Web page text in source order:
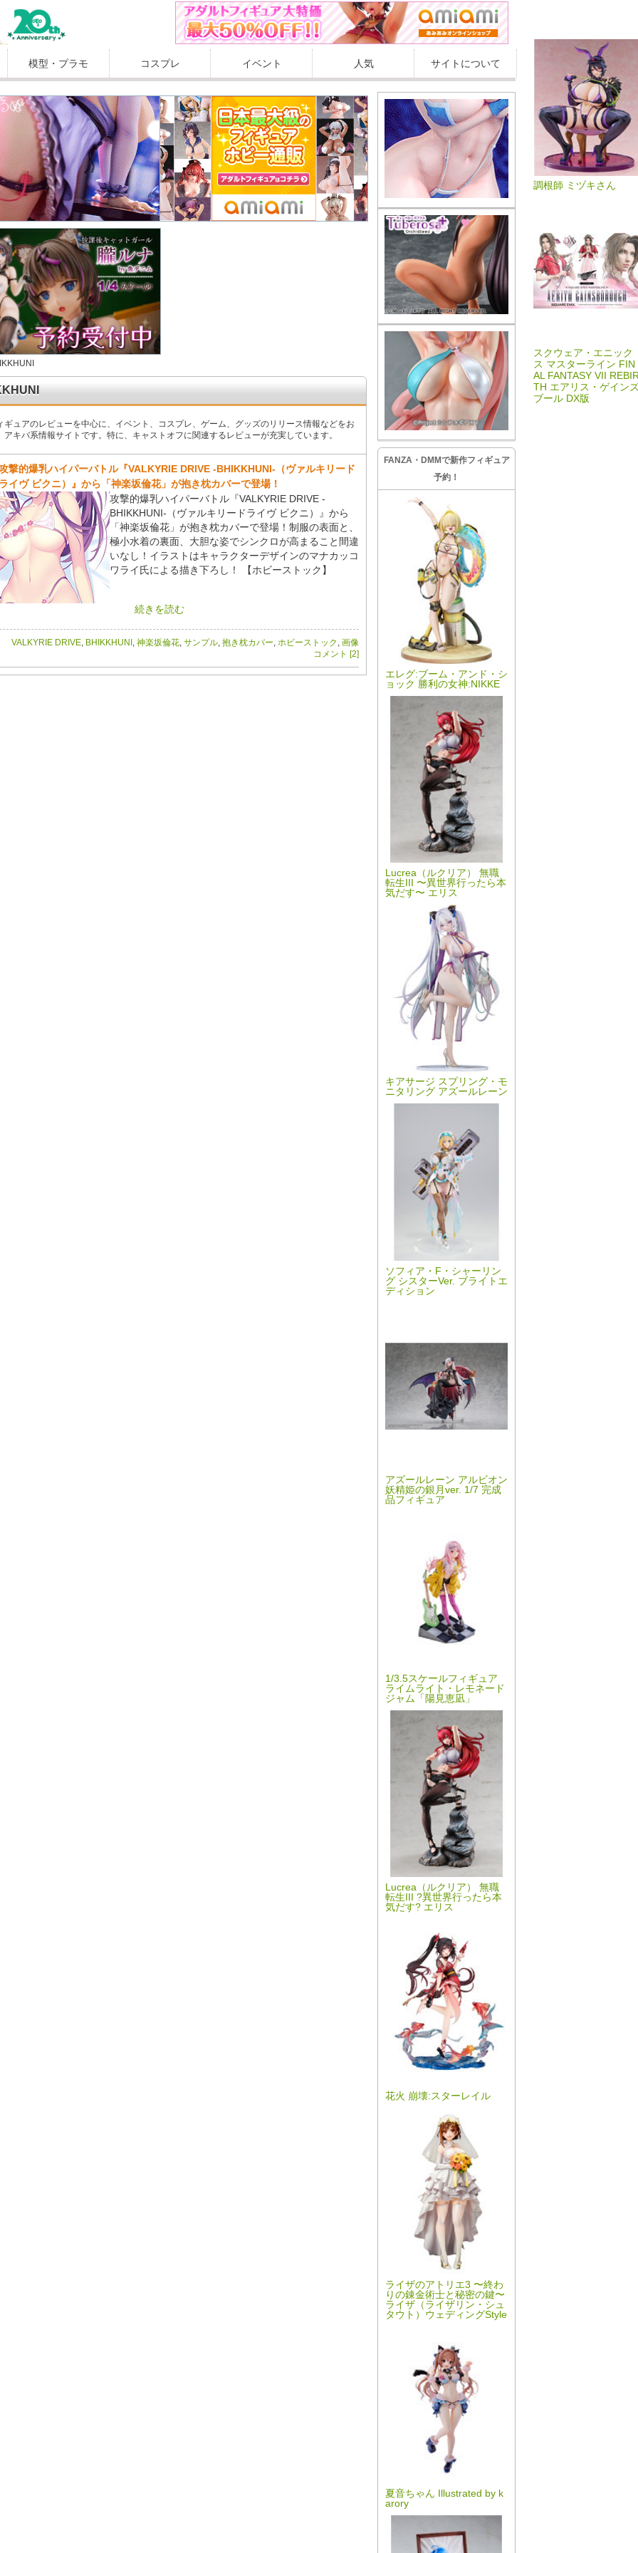
調根師 ミヅキさん
スクウェア・エニック
ス マスターライン FIN
AL FANTASY VII
TH エアリス・ゲイン
ブール DX版
模型・プラモ コスプレ イベント 人気 サイトについて
ギュアのレビューを中心に、イベント、コスプレ、ゲーム、グッズのリリース情報などをお
アキバ系情報サイトです。特に、キャストオフに関連するレビューが充実しています。
撃的爆乳ハイパーバトル『VALKYRIE DRIVE -BHIKKHUNI-（ヴァルキリード
イヴ ビクニ）』から「神楽坂倫花」が抱き枕カバーで登場！
攻撃的爆乳ハイパーバトル『VALKYRIE DRIVE -
BHIKKHUNI-（ヴァルキリードライヴ ビクニ）』から
「神楽坂倫花」が抱き枕カバーで登場！制服の表面と、
極小水着の裏面、大胆な姿でシンクロが高まること間違
いなし！イラストはキャラクターデザインのマナカッコ
ワライ氏による描き下ろし！ 【ホビーストック】
続きを読む
VALKYRIE DRIVE, BHIKKHUNI , 神楽坂倫花, サンプル, 抱き枕カバー, ホビーストック , 画像
コメント [2]
FANZA・DMMで新作フィギュア
予約！
エレグ:ブーム・アンド・シ
ョック 勝利の女神:NIKKE
Lucrea（ルクリア） 無職
転生III 〜異世界行ったら本
気だす〜 エリス
キアサージ スプリング・モ
ニタリング アズールレーン
ソフィア・F・シャーリン
グ シスターVer. ブライトエ
ディション
アズールレーン アルビオン
妖精姫の銀月ver. 1/7 完成
品フィギュア
1/3.5スケールフィギュア
ライムライト・レモネード
ジャム「陽見恵凪」
Lucrea（ルクリア） 無職
転生III ?異世界行ったら本
気だす? エリス
花火 崩壊:スターレイル
ライザのアトリエ3 〜終わ
りの錬金術士と秘密の鍵〜
ライザ（ライザリン・シュ
タウト）ウェディングStyle
夏音ちゃん Illustrated by k
arory